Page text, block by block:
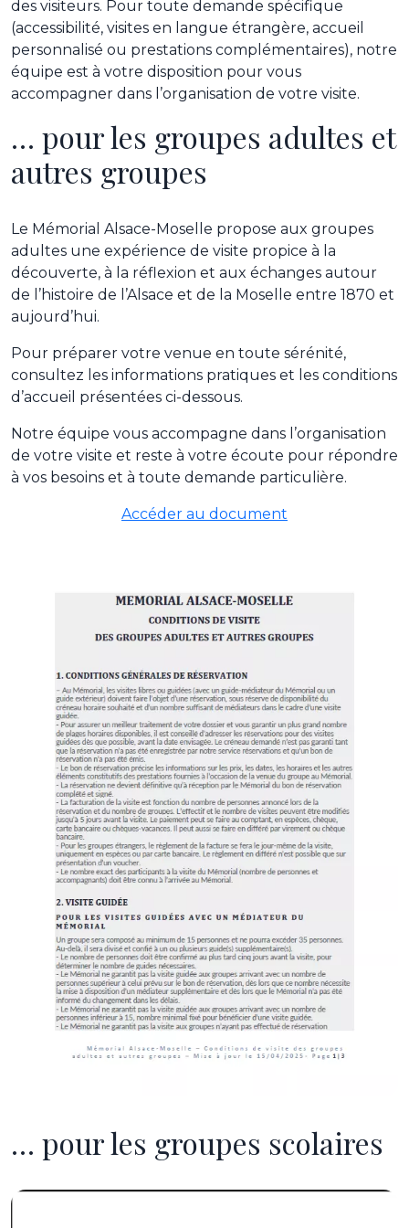
des visiteurs. Pour toute demande spécifique
(accessibilité, visites en langue étrangère, accueil
personnalisé ou prestations complémentaires), notre
équipe est à votre disposition pour vous
accompagner dans l’organisation de votre visite.
… pour les groupes adultes et
autres groupes
Le Mémorial Alsace-Moselle propose aux groupes
adultes une expérience de visite propice à la
découverte, à la réflexion et aux échanges autour
de l’histoire de l’Alsace et de la Moselle entre 1870 et
aujourd’hui.
Pour préparer votre venue en toute sérénité,
consultez les informations pratiques et les conditions
d’accueil présentées ci-dessous.
Notre équipe vous accompagne dans l’organisation
de votre visite et reste à votre écoute pour répondre
à vos besoins et à toute demande particulière.
Accéder au document
… pour les groupes scolaires